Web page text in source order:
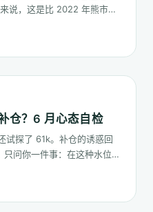
说，这是比 2022 年熊市更
仓？6 月心态自检
试探了 61k。补仓的诱惑回
问你一件事：在这种水位面